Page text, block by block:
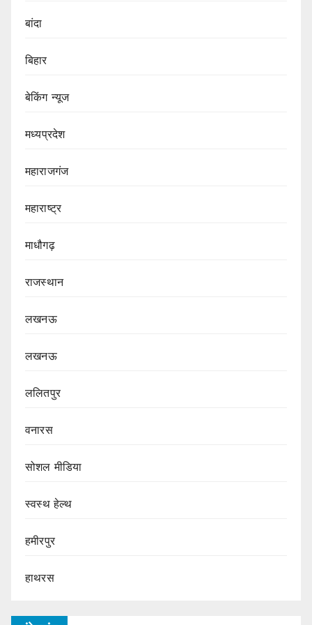
बांदा
बिहार
बेकिंग न्यूज
मध्यप्रदेश
महाराजगंज
महाराष्ट्र
माधौगढ़
राजस्थान
लखनऊ
लखनऊ
ललितपुर
वनारस
सोशल मीडिया
स्वस्थ हेल्थ
हमीरपुर
हाथरस